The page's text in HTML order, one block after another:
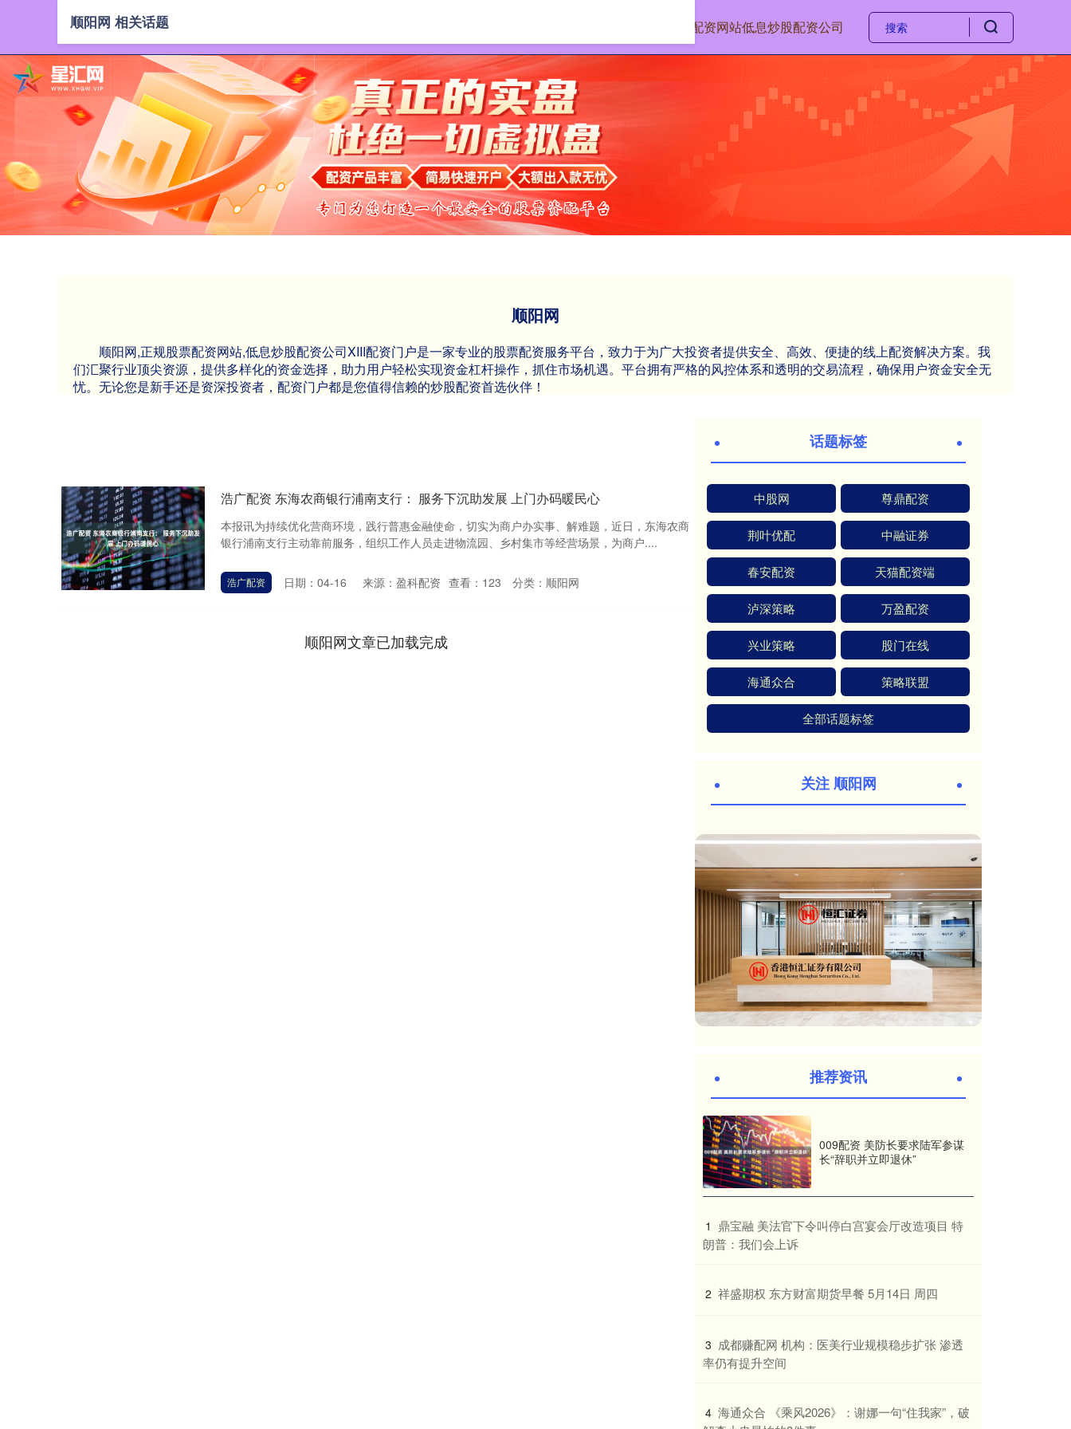
正规股票配资网站低息炒股配资公司
顺阳网
顺阳网,正规股票配资网站,低息炒股配资公司XIII‌配资门户是一家专业的股票配资服务平台，致力于为广大投资者提供安全、高效、便捷的线上配资解决方案。我
们汇聚行业顶尖资源，提供多样化的资金选择，助力用户轻松实现资金杠杆操作，抓住市场机遇。平台拥有严格的风控体系和透明的交易流程，确保用户资金安全无
忧。无论您是新手还是资深投资者，配资门户都是您值得信赖的炒股配资首选伙伴！
顺阳网 相关话题
浩广配资 东海农商银行浦南支行： 服务下沉助发展 上门办码暖民心
本报讯为持续优化营商环境，践行普惠金融使命，切实为商户办实事、解难题，近日，东海农商
银行浦南支行主动靠前服务，组织工作人员走进物流园、乡村集市等经营场景，为商户....
浩广配资 日期：04-16 来源：盈科配资 查看： 123 分类： 顺阳网
顺阳网文章已加载完成
话题标签
中股网 尊鼎配资
荆叶优配 中融证券
春安配资 天猫配资端
泸深策略 万盈配资
兴业策略 股门在线
海通众合 策略联盟
全部话题标签
关注 顺阳网
推荐资讯
009配资 美防长要求陆军参谋
长“辞职并立即退休”
1 ​鼎宝融 美法官下令叫停白宫宴会厅改造项目 特
朗普：我们会上诉
2 ​祥盛期权 东方财富期货早餐 5月14日 周四
3 ​成都赚配网 机构：医美行业规模稳步扩张 渗透
率仍有提升空间
4 ​海通众合 《乘风2026》：谢娜一句“住我家”，破